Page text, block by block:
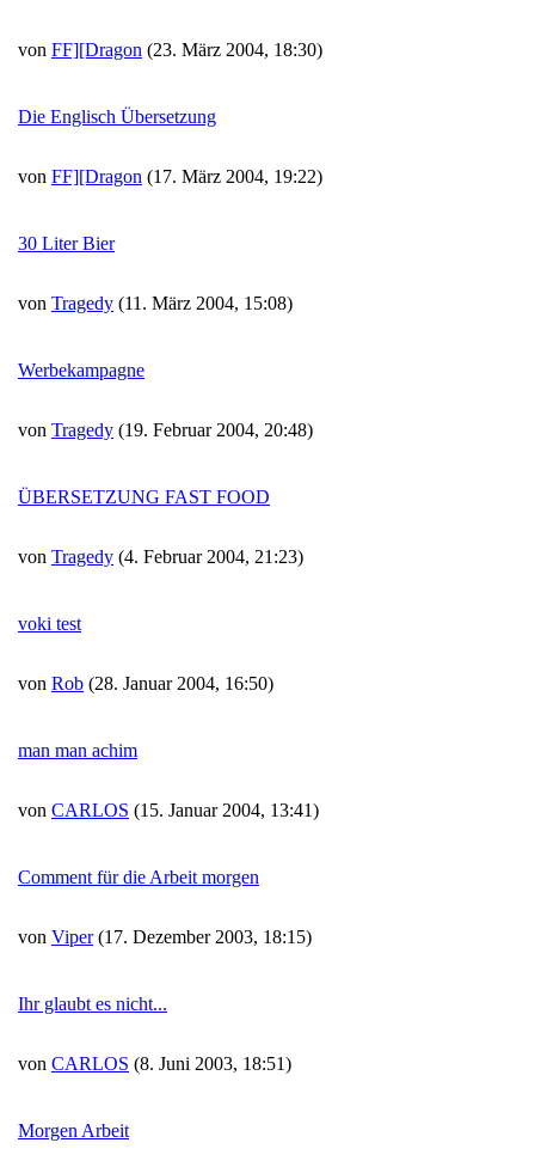
von FF][Dragon (23. März 2004, 18:30)
Die Englisch Übersetzung
von FF][Dragon (17. März 2004, 19:22)
30 Liter Bier
von Tragedy (11. März 2004, 15:08)
Werbekampagne
von Tragedy (19. Februar 2004, 20:48)
ÜBERSETZUNG FAST FOOD
von Tragedy (4. Februar 2004, 21:23)
voki test
von Rob (28. Januar 2004, 16:50)
man man achim
von CARLOS (15. Januar 2004, 13:41)
Comment für die Arbeit morgen
von Viper(17. Dezember 2003, 18:15)
Ihr glaubt es nicht...
von CARLOS (8. Juni 2003, 18:51)
Morgen Arbeit